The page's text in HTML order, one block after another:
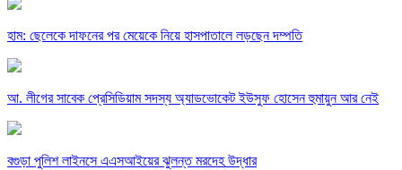
হাম: ছেলেকে দাফনের পর মেয়েকে নিয়ে হাসপাতালে লড়ছেন দম্পতি
আ. লীগের সাবেক প্রেসিডিয়াম সদস্য অ্যাডভোকেট ইউসুফ হোসেন হুমায়ুন আর নেই
বগুড়া পুলিশ লাইনসে এএসআইয়ের ঝুলন্ত মরদেহ উদ্ধার